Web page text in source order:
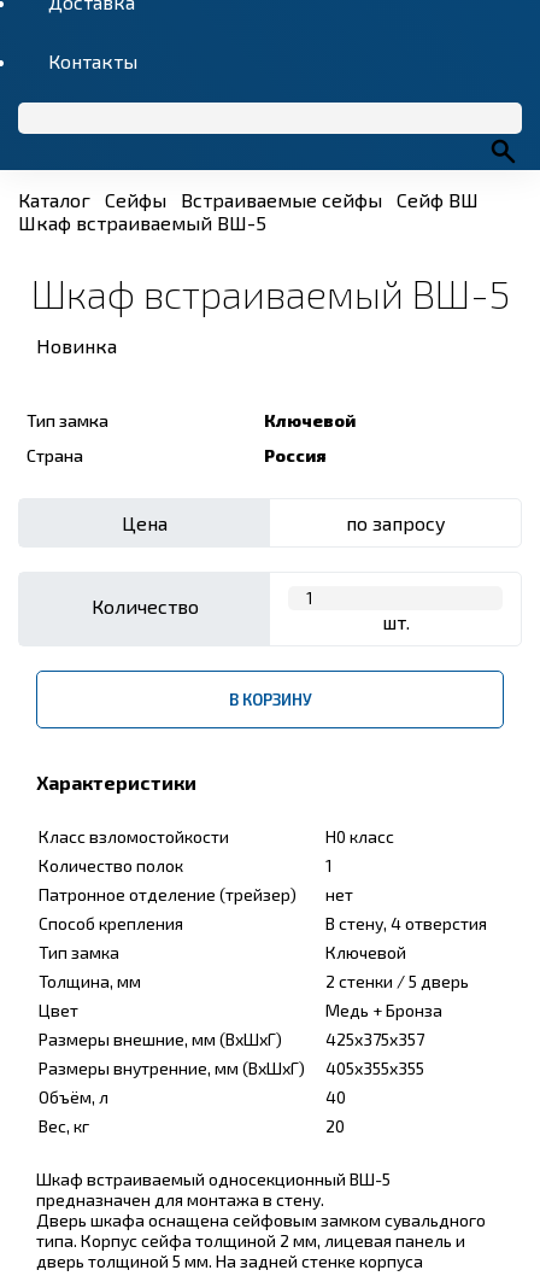
Контакты
Каталог Сейфы Встраиваемые сейфы
Сейф ВШ
Шкаф встраиваемый ВШ-5
Шкаф встраиваемый ВШ-5
Новинка
Тип замка
Ключевой
Страна
Россия
Цена по запросу
Количество
шт.
В КОРЗИНУ
Характеристики
Класс взломостойкости
H0 класс
Количество полок
1
Патронное отделение (трейзер)
нет
Способ крепления
В стену, 4 отверстия
Тип замка
Ключевой
Толщина, мм
2 стенки / 5 дверь
Цвет
Медь + Бронза
Размеры внешние, мм (ВхШхГ)
425x375x357
Размеры внутренние, мм (ВхШхГ)
405x355x355
Объём, л
40
Вес, кг
20
Шкаф встраиваемый односекционный ВШ-5
предназначен для монтажа в стену.
Дверь шкафа оснащена сейфовым замком сувальдного
типа. Корпус сейфа толщиной 2 мм, лицевая панель и
дверь толщиной 5 мм. На задней стенке корпуса